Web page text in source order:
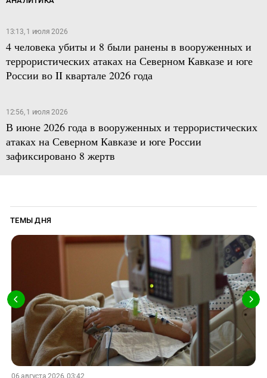
13:13, 1 июля 2026
4 человека убиты и 8 были ранены в вооруженных и
террористических атаках на Северном Кавказе и юге
России во II квартале 2026 года
12:56, 1 июля 2026
В июне 2026 года в вооруженных и террористических
атаках на Северном Кавказе и юге России
зафиксировано 8 жертв
ТЕМЫ ДНЯ